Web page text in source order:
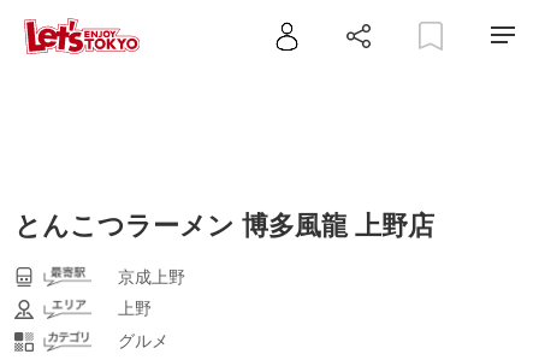
とんこつラーメン 博多風龍 上野店
京成上野
上野
グルメ